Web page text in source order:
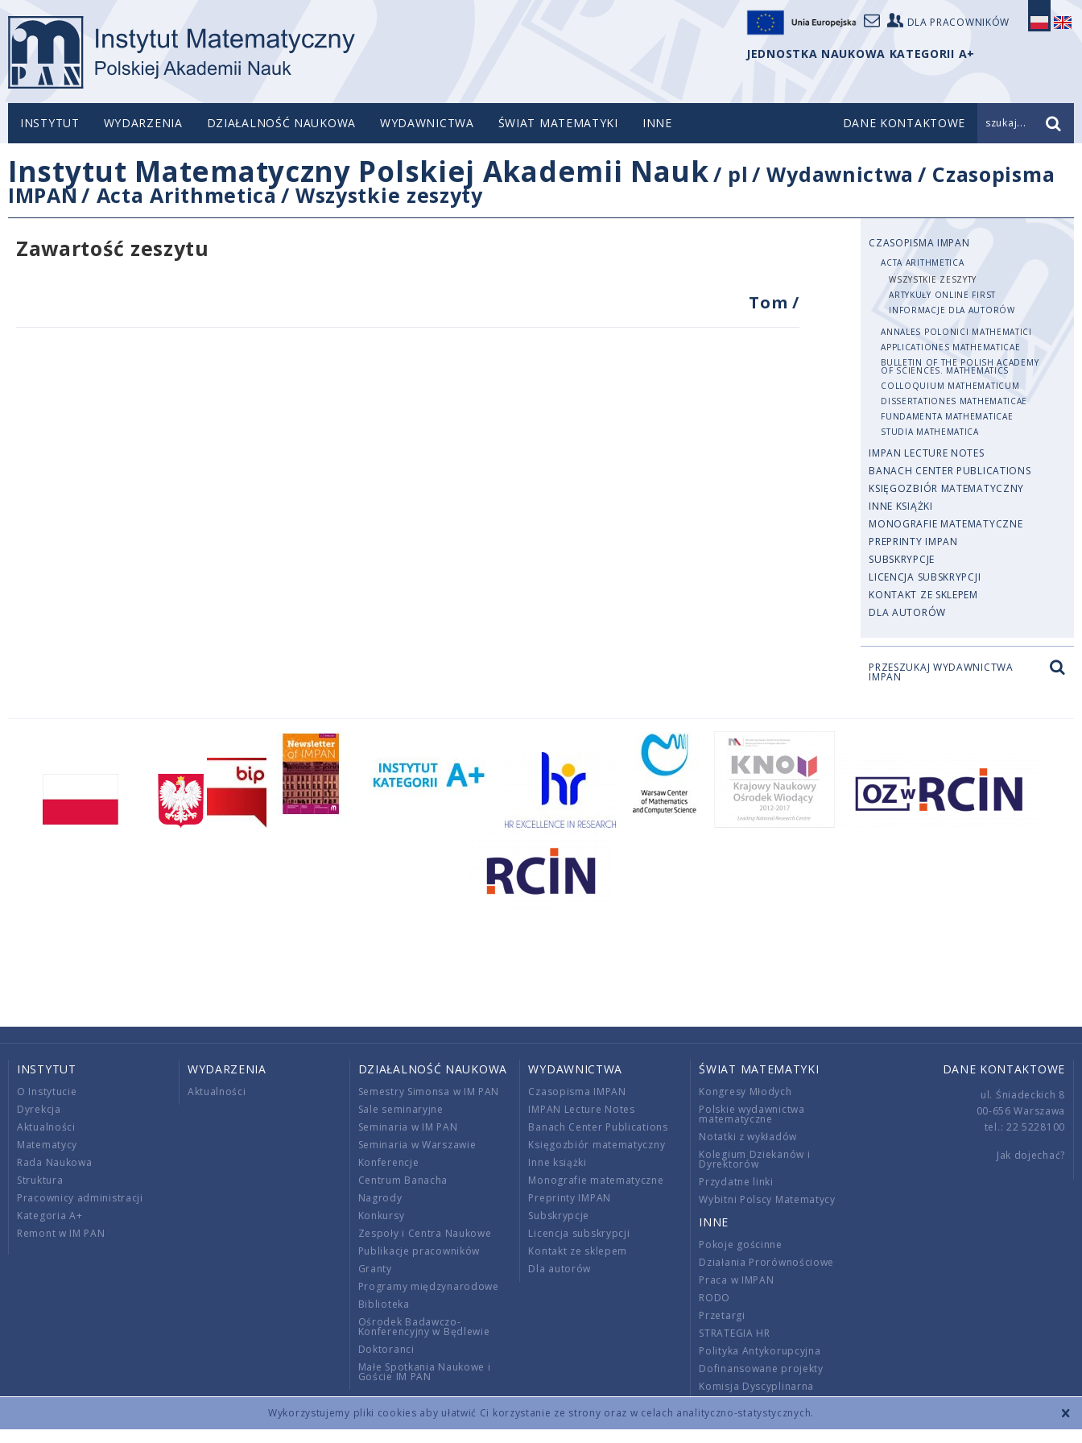
Wykorzystujemy pliki cookies aby ułatwić Ci korzystanie ze strony oraz w celach analityczno-statystycznych.
DLA PRACOWNIKÓW
JEDNOSTKA NAUKOWA KATEGORII A+
INSTYTUT WYDARZENIA DZIAŁALNOŚĆ NAUKOWA WYDAWNICTWA ŚWIAT MATEMATYKI INNE DANE KONTAKTOWE szukaj...
Instytut Matematyczny Polskiej Akademii Nauk/ pl /Wydawnictwa / Czasopisma
IMPAN / Acta Arithmetica/ Wszystkie zeszyty
Zawartość zeszytu
Tom/
CZASOPISMA IMPAN
ACTA ARITHMETICA
WSZYSTKIE ZESZYTY
ARTYKUŁY ONLINE FIRST
INFORMACJE DLA AUTORÓW
ANNALES POLONICI MATHEMATICI
APPLICATIONES MATHEMATICAE
BULLETIN OF THE POLISH ACADEMY
OF SCIENCES. MATHEMATICS
COLLOQUIUM MATHEMATICUM
DISSERTATIONES MATHEMATICAE
FUNDAMENTA MATHEMATICAE
STUDIA MATHEMATICA
IMPAN LECTURE NOTES
BANACH CENTER PUBLICATIONS
KSIĘGOZBIÓR MATEMATYCZNY
INNE KSIĄŻKI
MONOGRAFIE MATEMATYCZNE
PREPRINTY IMPAN
SUBSKRYPCJE
LICENCJA SUBSKRYPCJI
KONTAKT ZE SKLEPEM
DLA AUTORÓW
PRZESZUKAJ WYDAWNICTWA
IMPAN
INSTYTUT
O Instytucie
Dyrekcja
Aktualności
Matematycy
Rada Naukowa
Struktura
Pracownicy administracji
Kategoria A+
Remont w IM PAN
WYDARZENIA
Aktualności
DZIAŁALNOŚĆ NAUKOWA
Semestry Simonsa w IM PAN
Sale seminaryjne
Seminaria w IM PAN
Seminaria w Warszawie
Konferencje
Centrum Banacha
Nagrody
Konkursy
Zespoły i Centra Naukowe
Publikacje pracowników
Granty
Programy międzynarodowe
Biblioteka
Ośrodek Badawczo-
Konferencyjny w Będlewie
Doktoranci
Małe Spotkania Naukowe i
Goście IM PAN
WYDAWNICTWA
Czasopisma IMPAN
IMPAN Lecture Notes
Banach Center Publications
Księgozbiór matematyczny
Inne książki
Monografie matematyczne
Preprinty IMPAN
Subskrypcje
Licencja subskrypcji
Kontakt ze sklepem
Dla autorów
ŚWIAT MATEMATYKI
Kongresy Młodych
Polskie wydawnictwa
matematyczne
Notatki z wykładów
Kolegium Dziekanów i
Dyrektorów
Przydatne linki
Wybitni Polscy Matematycy
INNE
Pokoje gościnne
Działania Prorównościowe
Praca w IMPAN
RODO
Przetargi
STRATEGIA HR
Polityka Antykorupcyjna
Dofinansowane projekty
Komisja Dyscyplinarna
Wnoszenie opłat
DANE KONTAKTOWE
ul. Śniadeckich 8
00-656 Warszawa
tel.: 22 5228100
Jak dojechać?